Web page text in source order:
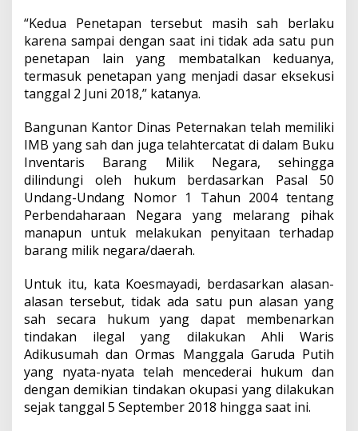
“Kedua Penetapan tersebut masih sah berlaku
karena sampai dengan saat ini tidak ada satu pun
penetapan lain yang membatalkan keduanya,
termasuk penetapan yang menjadi dasar eksekusi
tanggal 2 Juni 2018,” katanya.
Bangunan Kantor Dinas Peternakan telah memiliki
IMB yang sah dan juga telahtercatat di dalam Buku
Inventaris Barang Milik Negara, sehingga
dilindungi oleh hukum berdasarkan Pasal 50
Undang-Undang Nomor 1 Tahun 2004 tentang
Perbendaharaan Negara yang melarang pihak
manapun untuk melakukan penyitaan terhadap
barang milik negara/daerah.
Untuk itu, kata Koesmayadi, berdasarkan alasan-
alasan tersebut, tidak ada satu pun alasan yang
sah secara hukum yang dapat membenarkan
tindakan ilegal yang dilakukan Ahli Waris
Adikusumah dan Ormas Manggala Garuda Putih
yang nyata-nyata telah mencederai hukum dan
dengan demikian tindakan okupasi yang dilakukan
sejak tanggal 5 September 2018 hingga saat ini.